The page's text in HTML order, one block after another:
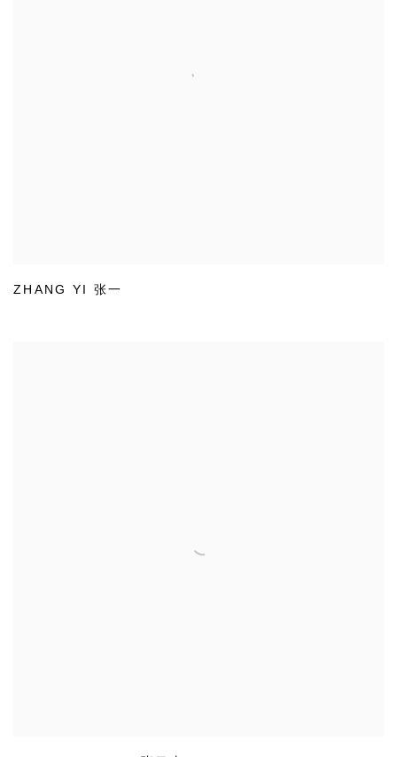
ZHANG YI 张一